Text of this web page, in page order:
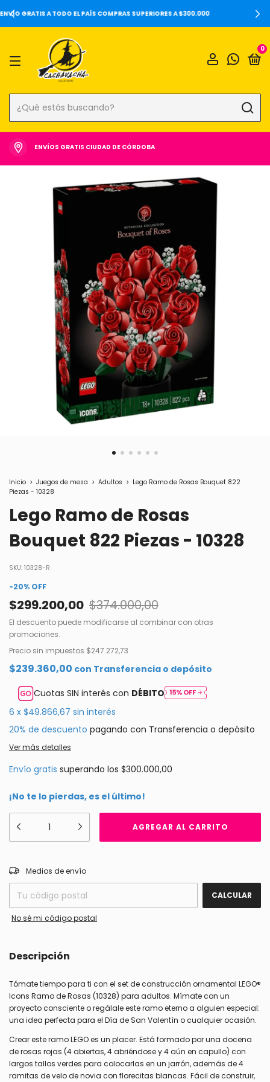
20%OFF SOBRE PRECIOS DE LOCALES Y 6 CUOTAS SIN INTERÉS ⚡️
0
ENVÍOS GRATIS CIUDAD DE CÓRDOBA
Inicio > Juegos de mesa > Adultos > Lego Ramo de Rosas Bouquet 822
Piezas - 10328
Lego Ramo de Rosas
Bouquet 822 Piezas - 10328
SKU: 10328-R
-20% OFF
$299.200,00 $374.000,00
El descuento puede modificarse al combinar con otras
promociones.
Precio sin impuestos $247.272,73
$239.360,00 con Transferencia o depósito
Cuotas SIN interés con DÉBITO
6 x $49.866,67 sin interés
20% de descuento pagando con Transferencia o depósito
Ver más detalles
Envío gratis superando los $300.000,00
¡No te lo pierdas, es el último!
Entregas para el CP:
Medios de envío
CALCULAR
No sé mi código postal
Descripción
Tómate tiempo para ti con el set de construcción ornamental LEGO®
Icons Ramo de Rosas (10328) para adultos. Mímate con un
proyecto consciente o regálale este ramo eterno a alguien especial:
una idea perfecta para el Día de San Valentín o cualquier ocasión.
Crear este ramo LEGO es un placer. Está formado por una docena
de rosas rojas (4 abiertas, 4 abriéndose y 4 aún en capullo) con
largos tallos verdes para colocarlas en un jarrón, además de 4
ramitas de velo de novia con florecitas blancas. Fácil de construir,